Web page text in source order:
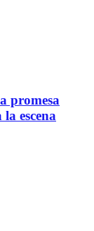
promesa
escena